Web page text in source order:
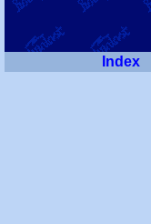
Index